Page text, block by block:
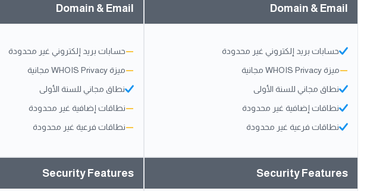
Domain & Email
حسابات بريد إلكتروني غير محدودة
—ميزة WHOIS Privacy مجانية
نطاق مجاني للسنة الأولى
نطاقات إضافية غير محدودة
نطاقات فرعية غير محدودة
Domain & Email
—حسابات بريد إلكتروني غير محدودة
—ميزة WHOIS Privacy مجانية
نطاق مجاني للسنة الأولى
—نطاقات إضافية غير محدودة
—نطاقات فرعية غير محدودة
Security Features
Security Features